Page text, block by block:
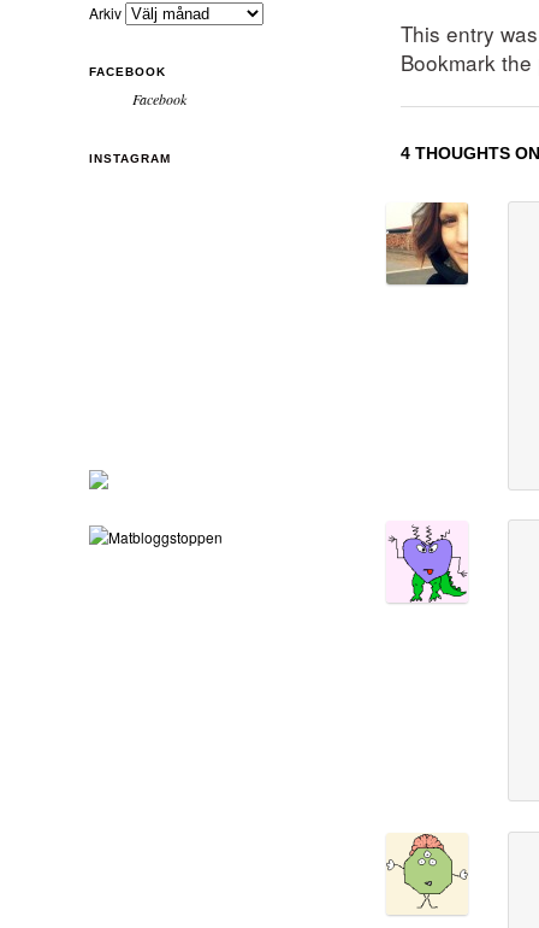
This entry
Bookmark the
4 THOUGHTS
Arkiv
FACEBOOK
Facebook
INSTAGRAM